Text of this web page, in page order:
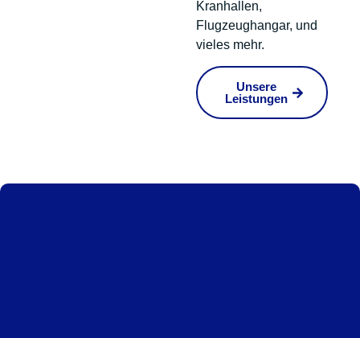
Kranhallen,
Flugzeughangar, und
vieles mehr.
Unsere
Leistungen